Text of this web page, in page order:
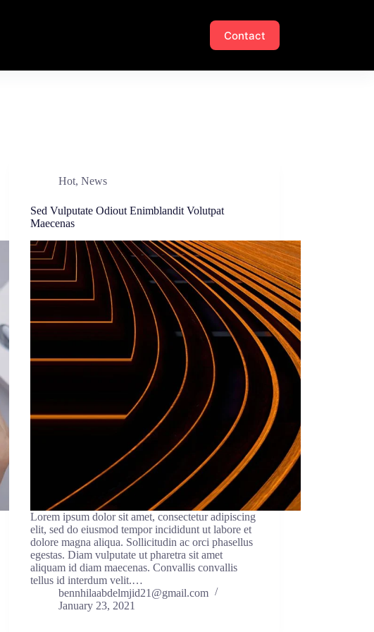
Contact
Hot,News
Sed Vulputate Odiout Enimblandit Volutpat
Maecenas
Lorem ipsum dolor sit amet, consectetur adipiscing
elit, sed do eiusmod tempor incididunt ut labore et
dolore magna aliqua. Sollicitudin ac orci phasellus
egestas. Diam vulputate ut pharetra sit amet
aliquam id diam maecenas. Convallis convallis
tellus id interdum velit.…
bennhilaabdelmjid21@gmail.com
January 23, 2021